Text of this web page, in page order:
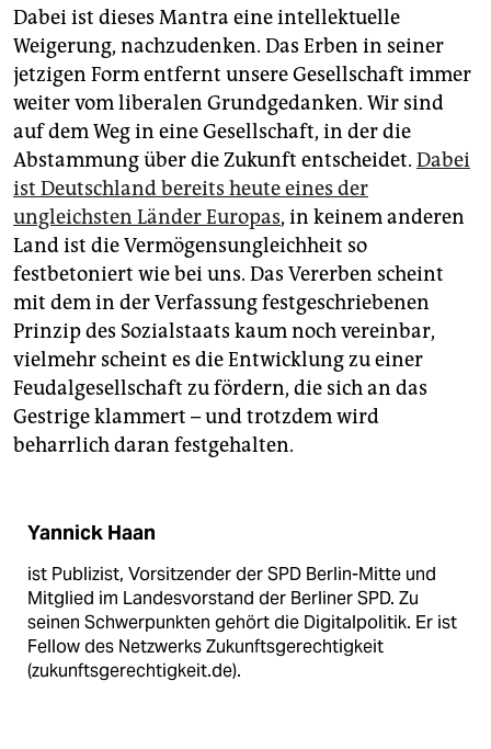
Dabei ist dieses Mantra eine intellektuelle
Weigerung, nachzudenken. Das Erben in seiner
jetzigen Form entfernt unsere Gesellschaft immer
weiter vom liberalen Grundgedanken. Wir sind
auf dem Weg in eine Gesellschaft, in der die
Abstammung über die Zukunft entscheidet. Dabei
ist Deutschland bereits heute eines der
ungleichsten Länder Europas, in keinem anderen
Land ist die Vermögensungleichheit so
festbetoniert wie bei uns. Das Vererben scheint
mit dem in der Verfassung festgeschriebenen
Prinzip des Sozialstaats kaum noch vereinbar,
vielmehr scheint es die Entwicklung zu einer
Feudalgesellschaft zu fördern, die sich an das
Gestrige klammert – und trotzdem wird
beharrlich daran festgehalten.
Yannick Haan
ist Publizist, Vorsitzender der SPD Berlin-Mitte und
Mitglied im Landesvorstand der Berliner SPD. Zu
seinen Schwerpunkten gehört die Digitalpolitik. Er ist
Fellow des Netzwerks Zukunftsgerechtigkeit
(zukunftsgerechtigkeit.de).